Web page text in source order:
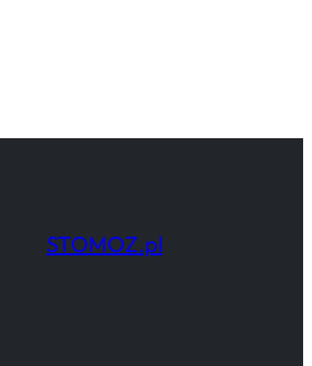
STOMOZ.pl